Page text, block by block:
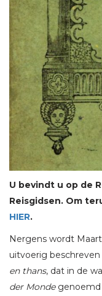
U bevindt u op de
Reisgidsen. Om
HIER.
Nergens wordt
uitvoerig
en thans, dat in de
der Mondegenoemd